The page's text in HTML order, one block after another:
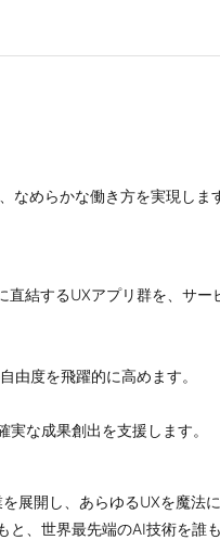
めらかな働き方を実現しま
結するUXアプリ群を、サ
由度を飛躍的に高めます。
な成果創出を支援します。
開し、あらゆるUXを魔法
、世界最先端のAI技術を誰